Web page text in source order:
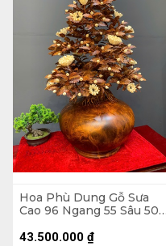
Hoa Phù Dung Gỗ Sưa
Cao 96 Ngang 55 Sâu 50
43 (cm)
43.500.000 ₫